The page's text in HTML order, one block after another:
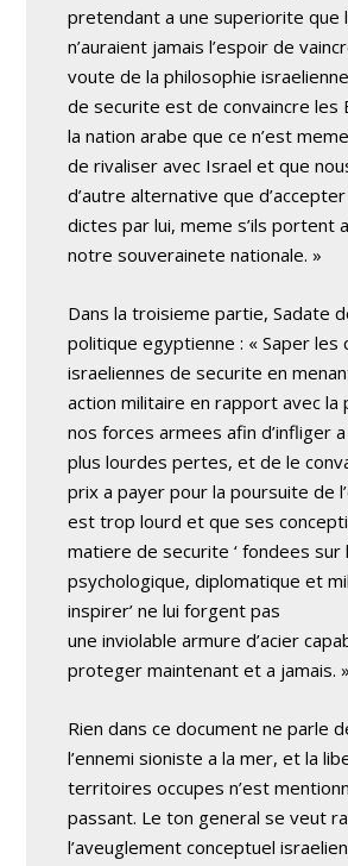
pretendant a une superiorite que
n’auraient jamais l’espoir de
voute de la philosophie
de securite est de convaincre les
la nation arabe que ce n’est
de rivaliser avec Israel et que
d’autre alternative que
dictes par lui, meme s’ils portent
notre souverainete nationale. »
Dans la troisieme partie, Sadate
politique egyptienne : « Saper les
israeliennes de securite en
action militaire en rapport avec la
nos forces armees afin d’infliger a
plus lourdes pertes, et de le
prix a payer pour la poursuite de
est trop lourd et que ses
matiere de securite ‘ fondees sur
psychologique, diplomatique et
inspirer’ ne lui forgent pas
une inviolable armure d’acier
proteger maintenant et a jamais. »
Rien dans ce document ne parle
l’ennemi sioniste a la mer, et la
territoires occupes n’est
passant. Le ton general se veut
l’aveuglement conceptuel